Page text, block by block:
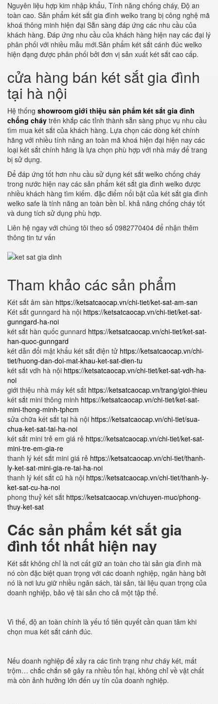
Nguyên liệu hợp kim nhập khẩu, Tính năng chống cháy, Độ an
toàn cao. Sản phẩm két sắt gia đình welko trang bị công nghệ mã
khoá thông minh hiện đại Sẵn sàng đáp ứng các nhu cầu của
khách hàng. Đáp ứng nhu cầu của khách hàng hiện nay các đại lý
phân phối với nhiều mẫu mới.Sản phẩm két sắt cánh đúc welko
hiện đạng được phân phối bởi đơn vị sản xuất két sắt cao cấp.
cửa hàng bán két sắt gia đình
tại hà nội
Hệ thống showroom giới thiệu sản phẩm két sắt gia đình
chống cháy trên khắp các tỉnh thành sẵn sàng phục vụ nhu cầu
tìm mua két sắt của khách hàng. Lựa chọn các dòng két chính
hãng với nhiều tính năng an toàn mã khoá hiện đại hiện nay các
loại két sắt chính hãng là lựa chọn phù hợp với nhà máy để trang
bị sử dụng.
Để đáp ứng tốt hơn nhu cầu sử dụng két sắt welko chống cháy
trong nước hiện nay các sản phẩm két sắt gia đình welko được
nhiều khách hàng tìm kiếm. đặc điểm nổi bật của két sắt gia đình
welko safe là tính năng an toàn bền bỉ. khả năng chống cháy tốt
và dung tích sử dụng phù hợp.
Liên hệ ngay với chúng tôi theo số 0982770404 để nhận thêm
thông tin tư vấn
Tham khảo các sản phẩm
Két sắt âm sàn https://ketsatcaocap.vn/chi-tiet/ket-sat-am-san
Két sắt gunngard hà nội https://ketsatcaocap.vn/chi-tiet/ket-sat-
gunngard-ha-noi
két sắt hàn quốc gunnard https://ketsatcaocap.vn/chi-tiet/ket-sat-
han-quoc-gunngard
két dẫn đổi mật khẩu két sắt điện tử https://ketsatcaocap.vn/chi-
tiet/huong-dan-doi-mat-khau-ket-sat-dien-tu
két sắt vdh hà nội https://ketsatcaocap.vn/chi-tiet/ket-sat-vdh-ha-
noi
giới thiệu nhà máy két sắt https://ketsatcaocap.vn/trang/gioi-thieu
két sắt mini thông minh https://ketsatcaocap.vn/chi-tiet/ket-sat-
mini-thong-minh-tphcm
sửa chữa két sắt tại hà nội https://ketsatcaocap.vn/chi-tiet/sua-
chua-ket-sat-tai-ha-noi
két sắt mini trẻ em giá rẻ https://ketsatcaocap.vn/chi-tiet/ket-sat-
mini-tre-em-gia-re
thanh lý két sắt mini giá rẻ https://ketsatcaocap.vn/chi-tiet/thanh-
ly-ket-sat-mini-gia-re-tai-ha-noi
thanh lý két sắt cũ hà nội https://ketsatcaocap.vn/chi-tiet/thanh-ly-
ket-sat-cu-ha-noi
phong thuỷ két sắt https://ketsatcaocap.vn/chuyen-muc/phong-
thuy-ket-sat
Các sản phẩm két sắt gia
đình tốt nhất hiện nay
Két sắt không chỉ là nơi cất giữ an toàn cho tài sản gia đình mà
nó còn đặc biệt quan trọng với các doanh nghiệp, ngân hàng bởi
nó là nơi lưu giữ nhiều ngân sách, tài sản, tài liệu quan trọng của
doanh nghiệp, bảo vệ tài sản cho cả một tập thể.
Vì thế, độ an toàn chính là yếu tố tiên quyết cần quan tâm khi
chọn mua két sắt cánh đúc.
Nếu doanh nghiệp để xảy ra các tình trạng như cháy két, mất
trộm… chắc chắn sẽ gây ra nhiều tổn hại, không chỉ về vật chất
mà còn ảnh hưởng lớn đến uy tín của doanh nghiệp.